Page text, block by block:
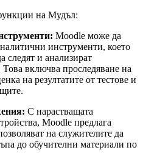
на Мудъл:
Moodle може да
инструменти, което
следят и анализират
включва проследяване на
на резултатите от тестове и
С нарастващата
Moodle предлага
на служителите да
до обучителни материали по